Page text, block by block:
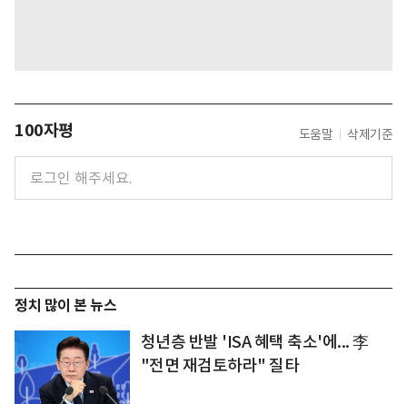
100자평 도움말 삭제기준
정치 많이 본 뉴스
청년층 반발 'ISA 혜택 축소'에... 李
"전면 재검토하라" 질타